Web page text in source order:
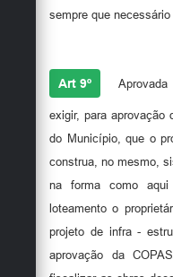
sempre que
Art 9º
exigir, para aprovação
do Município, que o
construa, no mesmo,
na forma como
loteamento o
projeto de infra -
aprovação da